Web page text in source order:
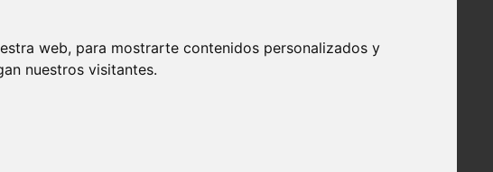
web, para mostrarte contenidos personalizados y
nuestros visitantes.